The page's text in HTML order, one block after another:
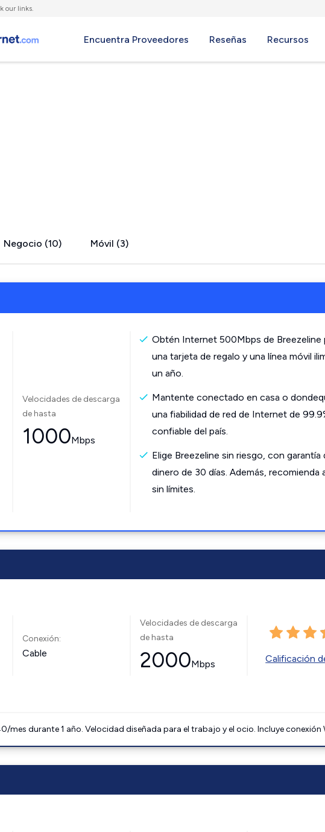
our links.
Encuentra Proveedores Reseñas Recursos
Negocio (10) Móvil (3)
Velocidades de descarga
de hasta
1000Mbps
Obtén Internet 500Mbps de Breezeline
una tarjeta de regalo y una línea móvil
un año.
Mantente conectado en casa o
una fiabilidad de red de Internet de
confiable del país.
Elige Breezeline sin riesgo, con
dinero de 30 días. Además, recomienda
sin límites.
Conexión:
Cable
Velocidades de descarga
de hasta
2000Mbps Calificación
mes durante 1 año. Velocidad diseñada para el trabajo y el ocio. Incluye